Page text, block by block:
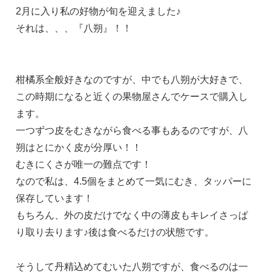
2月に入り私の好物が旬を迎えました♪
それは、、、『八朔』！！
柑橘系全般好きなのですが、中でも八朔が大好きで、
この時期になると近くの果物屋さんでケースで購入し
ます。
一つずつ皮をむきながら食べる事もあるのですが、八
朔はとにかく皮が分厚い！！
むきにくさが唯一の難点です！
なので私は、4.5個をまとめて一気にむき、タッパーに
保存しています！
もちろん、外の皮だけでなく中の薄皮もキレイさっぱ
り取り去ります♪後は食べるだけの状態です。
そうして丹精込めてむいた八朔ですが、食べるのは一